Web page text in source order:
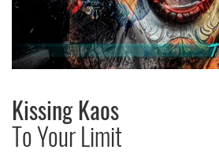
Kissing Kaos
To Your Limit